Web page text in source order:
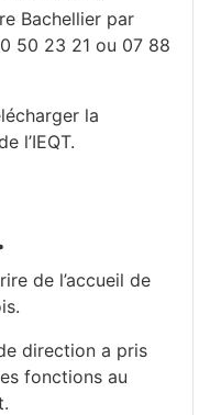
Bachellier par
50 23 21 ou 07 88
la
l’IEQT.
de l’accueil de
direction a pris
fonctions au